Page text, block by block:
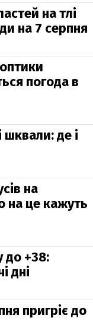
на тлі
на 7 серпня
погода в
шквали: де і
на
на це кажуть
до +38:
дні
пригріє до